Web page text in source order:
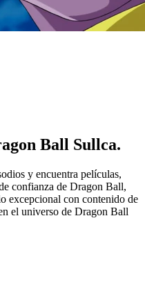
Ball Sullca.
y encuentra películas,
confianza de Dragon Ball,
excepcional con contenido de
el universo de Dragon Ball